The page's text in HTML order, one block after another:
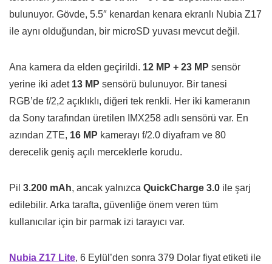
bulunuyor. Gövde, 5.5″ kenardan kenara ekranlı Nubia Z17
ile aynı olduğundan, bir microSD yuvası mevcut değil.
Ana kamera da elden geçirildi. 12 MP + 23 MP sensör
yerine iki adet 13 MP sensörü bulunuyor. Bir tanesi
RGB’de f/2,2 açıklıklı, diğeri tek renkli. Her iki kameranın
da Sony tarafından üretilen
IMX258 adlı sensörü var. En
azından ZTE, 16 MP kamerayı f/2.0 diyafram ve 80
derecelik geniş açılı merceklerle korudu.
Pil 3.200 mAh, ancak yalnızca QuickCharge 3.0 ile şarj
edilebilir. Arka tarafta, güvenliğe önem veren tüm
kullanıcılar için bir parmak izi tarayıcı var.
Nubia Z17 Lite, 6 Eylül’den sonra 379 Dolar fiyat etiketi ile